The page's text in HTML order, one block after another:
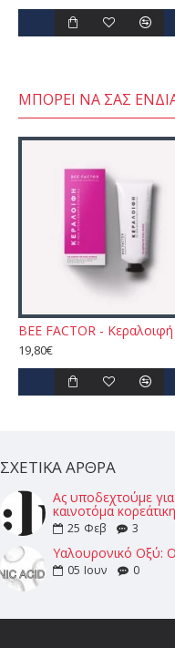
ΜΠΟΡΕΊ ΝΑ ΣΑΣ
19,80€
ΣΧΕΤΙΚΆ ΆΡΘΡΑ
Ας υποδεχτούμε
καινοτόμα
25 Φεβ 3
Υαλουρονικό Οξύ:
05 Ιουν 0